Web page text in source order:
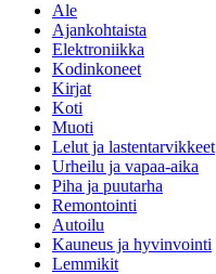
Ale
Ajankohtaista
Elektroniikka
Kodinkoneet
Kirjat
Koti
Muoti
Lelut ja lastentarvikkeet
Urheilu ja vapaa-aika
Piha ja puutarha
Remontointi
Autoilu
Kauneus ja hyvinvointi
Lemmikit